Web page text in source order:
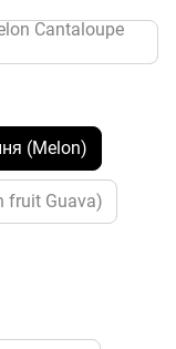
Cantaloupe
(Melon)
fruit Guava)